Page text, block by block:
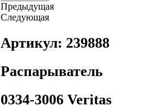
Предыдущая
Следующая
Артикул: 239888
Распарыватель
0334-3006 Veritas